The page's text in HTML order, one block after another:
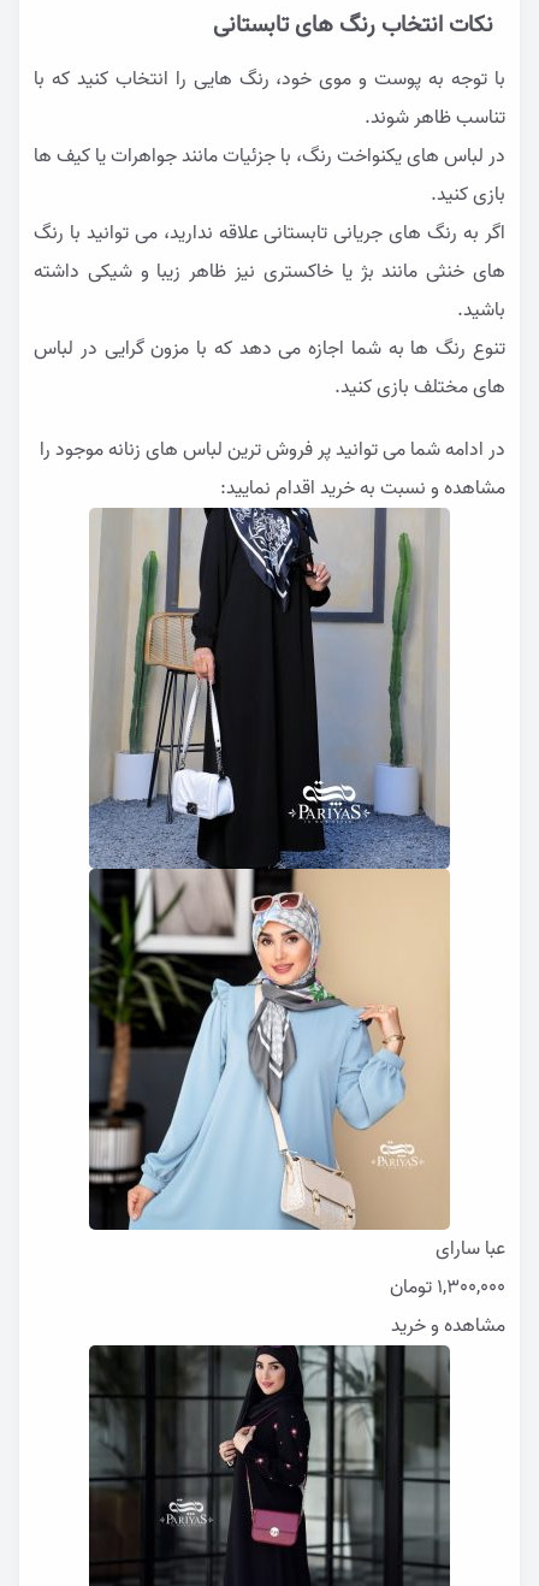
نکات انتخاب رنگ های تابستانی
با توجه به پوست و موی خود، رنگ هایی را انتخاب کنید که با
تناسب ظاهر شوند.
در لباس های یکنواخت رنگ، با جزئیات مانند جواهرات یا کیف ها
بازی کنید.
اگر به رنگ های جریانی تابستانی علاقه ندارید، می توانید با رنگ
های خنثی مانند بژ یا خاکستری نیز ظاهر زیبا و شیکی داشته
باشید.
تنوع رنگ ها به شما اجازه می دهد که با مزون گرایی در لباس
های مختلف بازی کنید.
در ادامه شما می توانید پر فروش ترین لباس های زنانه موجود را
مشاهده و نسبت به خرید اقدام نمایید:
عبا سارای
1,300,000تومان
مشاهده و خرید